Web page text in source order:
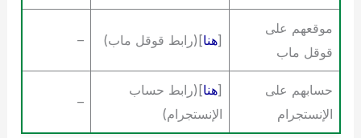
موقعهم على
قوقل ماب
[هنا](رابط قوقل ماب) –
حسابهم على
الإنستجرام
[هنا](رابط حساب
الإنستجرام)
–